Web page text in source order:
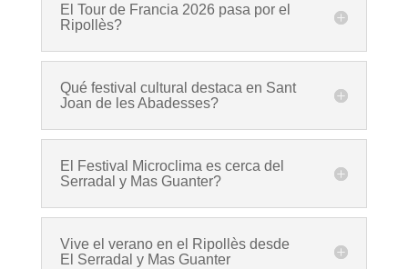
El Tour de Francia 2026 pasa por el
Ripollès?
Qué festival cultural destaca en Sant
Joan de les Abadesses?
El Festival Microclima es cerca del
Serradal y Mas Guanter?
Vive el verano en el Ripollès desde
El Serradal y Mas Guanter